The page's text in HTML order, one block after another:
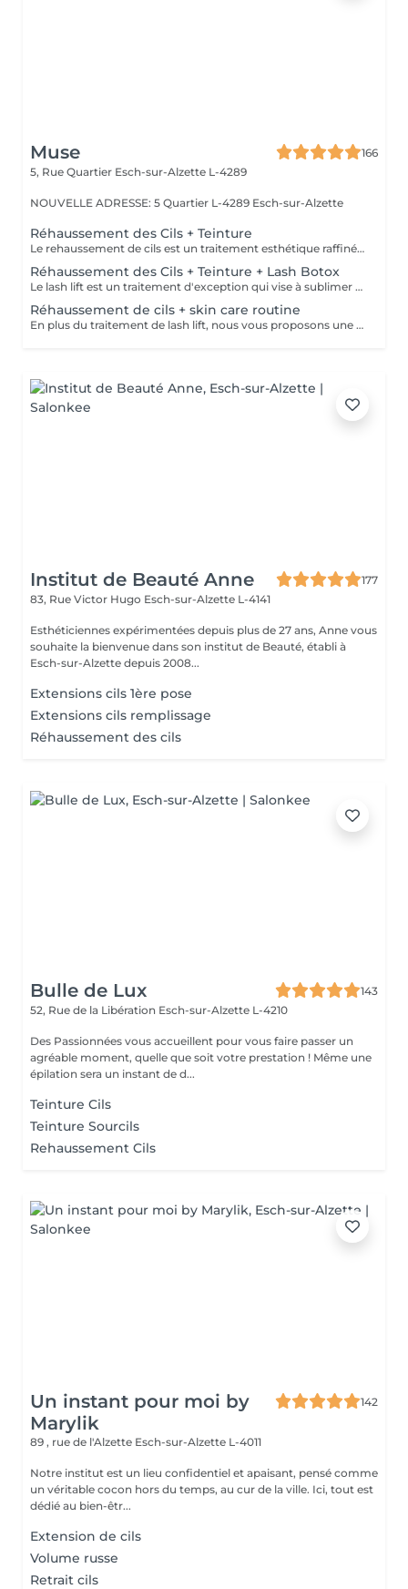
Muse
166
5, Rue Quartier Esch-sur-Alzette L-4289
NOUVELLE ADRESSE: 5 Quartier L-4289 Esch-sur-Alzette
Réhaussement des Cils + Teinture
Le rehaussement de cils est un traitement esthétique raffiné qui confère à vos cils une courbure naturelle et gracieuse. En utilisant des produits spécialisés et des techniques de mise en forme expertes, nous ajoutons une dimension supplémentaire de courbure et de définition à vos cils. La durée du traitement varie généralement de 4 à 8 semaines, selon le cycle de croissance naturel de vos cils. De plus, notre service comprend une teinture noire des cils, offrant ainsi une intensité supplémentaire à votre regard. Veuillez ne pas appliquer de Mascara Waterproof le jour de votre rendez-vous.
Réhaussement des Cils + Teinture + Lash Botox
Le lash lift est un traitement d'exception qui vise à sublimer la beauté naturelle de vos cils en leur donnant une courbure élégante et durable. Associé au lash botox, ce soin apporte une véritable revitalisation à vos cils, les nourrissant en profondeur, les renforçant et leur offrant une apparence saine et éclatante. Grâce à cette combinaison unique, vous bénéficiez d'un regard intensifié. De plus, notre service inclus une teinture noire des cils, mettant en valeur leur intensité et accentuant encore davantage votre regard.
Réhaussement de cils + skin care routine
En plus du traitement de lash lift, nous vous proposons une expérience complète de soins de la peau. Notre routine de soins personnalisée comprend un double nettoyage pour éliminer les impuretés, suivi d'une exfoliation douce pour une peau lisse et radieuse. Ensuite, nous infusons votre peau avec un sérum hydratant spécialement sélectionné pour répondre à vos besoins. Enfin, nous appliquons un masque facial sur mesure qui offre une hydratation intense et une sensation de bien-être apaisante. Cette combinaison de lash lift et de soins de la peau vous permet de profiter de cils magnifiquement recourbés et d'une peau éclatante.
Institut de Beauté Anne
177
83, Rue Victor Hugo Esch-sur-Alzette L-4141
Esthéticiennes expérimentées depuis plus de 27 ans, Anne vous
souhaite la bienvenue dans son institut de Beauté, établi à
Esch-sur-Alzette depuis 2008...
Extensions cils 1ère pose
Extensions cils remplissage
Réhaussement des cils
Bulle de Lux
143
52, Rue de la Libération Esch-sur-Alzette L-4210
Des Passionnées vous accueillent pour vous faire passer un
agréable moment, quelle que soit votre prestation ! Même une
épilation sera un instant de d...
Teinture Cils
Teinture Sourcils
Rehaussement Cils
Un instant pour moi by
Marylik
142
89 , rue de l'Alzette Esch-sur-Alzette L-4011
Notre institut est un lieu confidentiel et apaisant, pensé comme
un véritable cocon hors du temps, au cur de la ville. Ici, tout est
dédié au bien-êtr...
Extension de cils
Volume russe
Retrait cils